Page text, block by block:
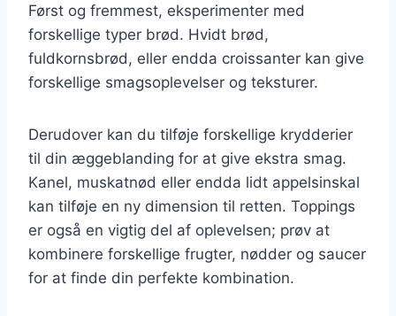
Først og fremmest, eksperimenter med
forskellige typer brød. Hvidt brød,
fuldkornsbrød, eller endda croissanter kan give
forskellige smagsoplevelser og teksturer.
Derudover kan du tilføje forskellige krydderier
til din æggeblanding for at give ekstra smag.
Kanel, muskatnød eller endda lidt appelsinskal
kan tilføje en ny dimension til retten. Toppings
er også en vigtig del af oplevelsen; prøv at
kombinere forskellige frugter, nødder og saucer
for at finde din perfekte kombination.